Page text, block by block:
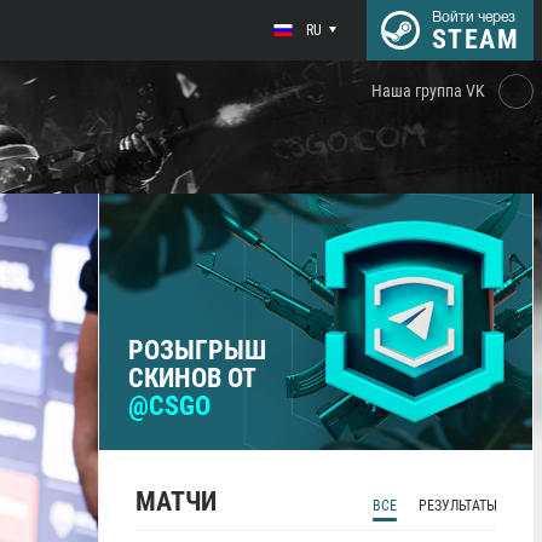
RU
Войти через
STEAM
Наша группа VK
РОЗЫГРЫШ
СКИНОВ ОТ
@CSGO
МАТЧИ ВСЕ РЕЗУЛЬТАТЫ